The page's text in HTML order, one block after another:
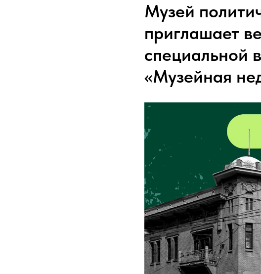
Музей
приглашает
специальной
«Музейная